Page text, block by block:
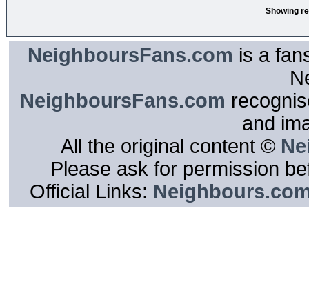
Showing
NeighboursFans.com is a
NeighboursFans.com
and
All the original content ©
Please ask for permission
Official Links: